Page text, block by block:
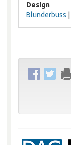
Design
Blunderbuss